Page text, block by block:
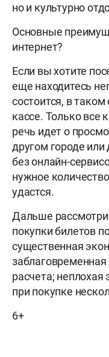
но и культурно
Основные
интернет?
Если вы хотите
еще находитесь
состоится, в
кассе. Только все
речь идет о
другом городе
без онлайн-
нужное
удастся.
Дальше
покупки билетов
существенная
расчета; неплохая
при покупке
6+